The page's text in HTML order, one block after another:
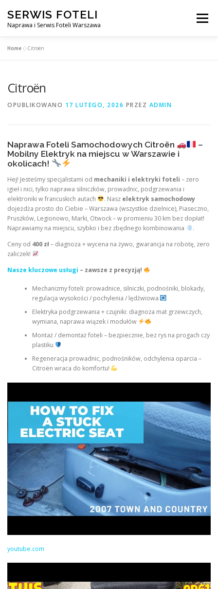
treści
SERWIS FOTELI
Naprawa i Serwis Foteli Warszawa
Menu
CENNIK USŁUG
Home »Citroën
Citroën
OPUBLIKOWANO 17 LUTEGO, 2026 PRZEZ ADMIN
Naprawa Foteli Samochodowych Citroën
–
Mobilny Elektryk na miejscu w Warszawie i
okolicach!
Hej! Jesteśmy specjalistami od mechaniki i elektryki foteli – zero
igieł i nici, tylko naprawa silniczków, prowadnic, podgrzewania i
elektroniki w francuskich autach
. Nasz elektryk samochodowy
dojeżdża prosto do Ciebie – Warszawa (wszystkie dzielnice), Piaseczno,
Pruszków, Legionowo, Marki, Otwock – w promieniu 30 km bez dopłat!
Naprawiamy na miejscu, szybko i bez zbędnego kombinowania
.
Ceny od 400 zł– diagnoza + wycena na żywo, gwarancja na robotę, zero
zaliczek!
Nasze kluczowe usługi – zawsze z precyzją!
Mechanizmy foteli: prowadnice, silniczki, podnośniki, blokady,
regulacja wysokości / pochylenia / lędźwiowa
Elektryka podgrzewania + czujniki: diagnoza mat grzewczych,
wymiana, naprawa wiązek i modułów
Montaż / demontaż foteli – bezpiecznie, bez rys na progach czy
plastiku
Regeneracja prowadnic, podnośników, odchylenia oparcia –
Citroën wraca do komfortu!
youtube.com